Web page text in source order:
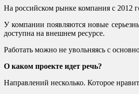
На российском рынке компания с 2012
У компании появляются новые
доступна на внешнем ресурсе.
Работать можно не увольняясь с
О каком проекте идет речь?
Направлений несколько. Которое